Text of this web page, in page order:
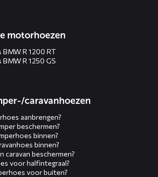
motorhoezen
R 1200 RT
R 1250 GS
caravanhoezen
aanbrengen?
beschermen?
binnen?
binnen?
caravan beschermen?
voor halfintegraal?
voor buiten?